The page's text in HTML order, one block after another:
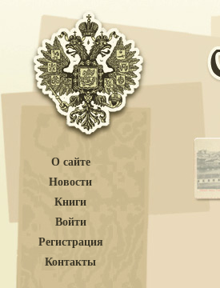
О сайте
Новости
Книги
Войти
Регистрация
Контакты